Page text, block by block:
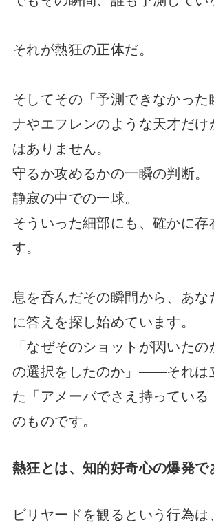
それが熱狂の正体だ。
そしてその「予測できなかった
ナやエフレンのような天才だ
はありません。
守るか攻めるかの一瞬の判断。
静寂の中での一球。
そういった細部にも、確かに存
す。
息を呑んだその瞬間から、あ
に答えを探し始めています。
「なぜそのショットが閃いた
の選択をしたのか」——それは
た「アメーバでさえ持っている
のものです。
熱狂とは、知的好奇心の爆発で
ビリヤードを観るという行為は